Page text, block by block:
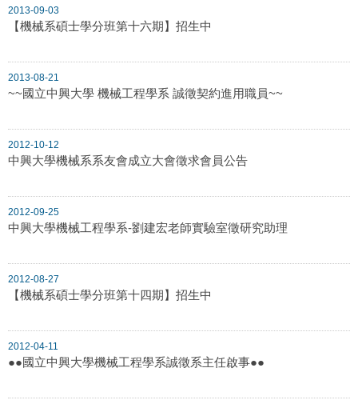
2013-09-03
【機械系碩士學分班第十六期】招生中
2013-08-21
~~國立中興大學 機械工程學系 誠徵契約進用職員~~
2012-10-12
中興大學機械系系友會成立大會徵求會員公告
2012-09-25
中興大學機械工程學系-劉建宏老師實驗室徵研究助理
2012-08-27
【機械系碩士學分班第十四期】招生中
2012-04-11
●●國立中興大學機械工程學系誠徵系主任啟事●●